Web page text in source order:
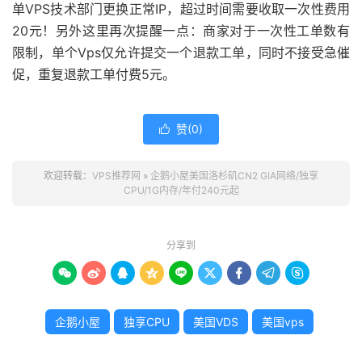
单VPS技术部门更换正常IP，超过时间需要收取一次性费用
20元！另外这里再次提醒一点：商家对于一次性工单数有
限制，单个Vps仅允许提交一个退款工单，同时不接受急催
促，重复退款工单付费5元。
 赞(0)
欢迎转载： VPS推荐网 » 企鹅小屋美国洛杉矶CN2 GIA网络/独享
CPU/1G内存/年付240元起
分享到
        
企鹅小屋 独享CPU 美国VDS 美国vps